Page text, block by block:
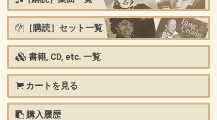
［購読］セット一覧
書籍, CD, etc. 一覧
カートを見る
購入履歴